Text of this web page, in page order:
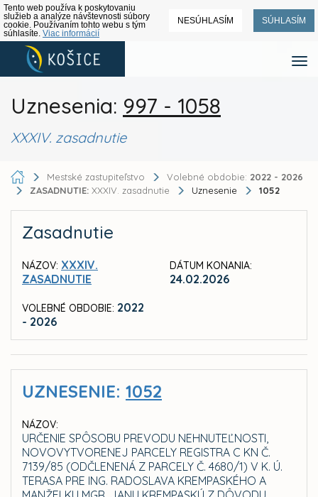
Tento web používa k poskytovaniu
služieb a analýze návštevnosti súbory
cookie. Používaním tohto webu s tým
súhlasíte. Viac informácií
NESÚHLASÍM SÚHLASÍM
Uznesenia: 997 - 1058
XXXIV. zasadnutie
Mestské zastupiteľstvo Volebné obdobie: 2022 - 2026
ZASADNUTIE: XXXIV. zasadnutie Uznesenie 1052
Zasadnutie
NÁZOV: XXXIV.
ZASADNUTIE
VOLEBNÉ OBDOBIE: 2022
- 2026
DÁTUM KONANIA:
24.02.2026
UZNESENIE: 1052
NÁZOV:
URČENIE SPÔSOBU PREVODU NEHNUTEĽNOSTI,
NOVOVYTVORENEJ PARCELY REGISTRA C KN Č.
7139/85 (ODČLENENÁ Z PARCELY Č. 4680/1) V K. Ú.
TERASA PRE ING. RADOSLAVA KREMPASKÉHO A